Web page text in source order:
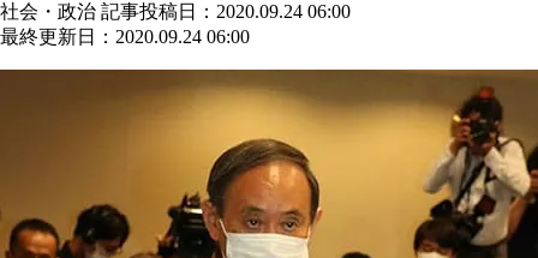
社会・政治 記事投稿日：2020.09.24 06:00
最終更新日：2020.09.24 06:00